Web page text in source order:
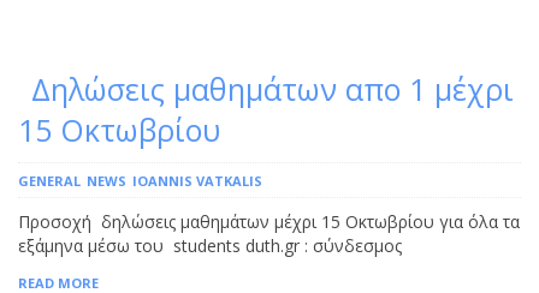
Δηλώσεις μαθημάτων απο 1 μέχρι
15 Oκτωβρίου
GENERAL NEWS IOANNIS VATKALIS
Προσοχή δηλώσεις μαθημάτων μέχρι 15 Oκτωβρίου για όλα τα
εξάμηνα μέσω του students duth.gr : σύνδεσμος
READ MORE